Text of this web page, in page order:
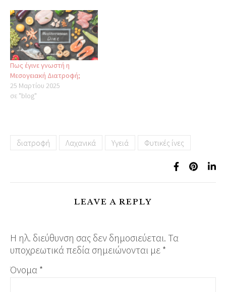
Πως έγινε γνωστή η
Μεσογειακή Διατροφή;
25 Μαρτίου 2025
σε "blog"
διατροφή Λαχανικά Υγειά Φυτικές ίνες
LEAVE A REPLY
Η ηλ. διεύθυνση σας δεν δημοσιεύεται. Τα
υποχρεωτικά πεδία σημειώνονται με *
Όνομα *